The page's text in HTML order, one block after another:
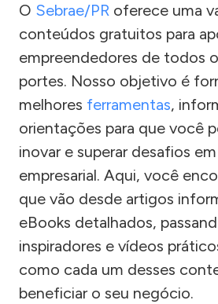
O Sebrae/PR oferece uma
conteúdos gratuitos para
empreendedores de todos
portes. Nosso objetivo é
melhores ferramentas,
orientações para que você
inovar e superar desafios
empresarial. Aqui, você
que vão desde artigos
eBooks detalhados,
inspiradores e vídeos
como cada um desses
beneficiar o seu negócio.